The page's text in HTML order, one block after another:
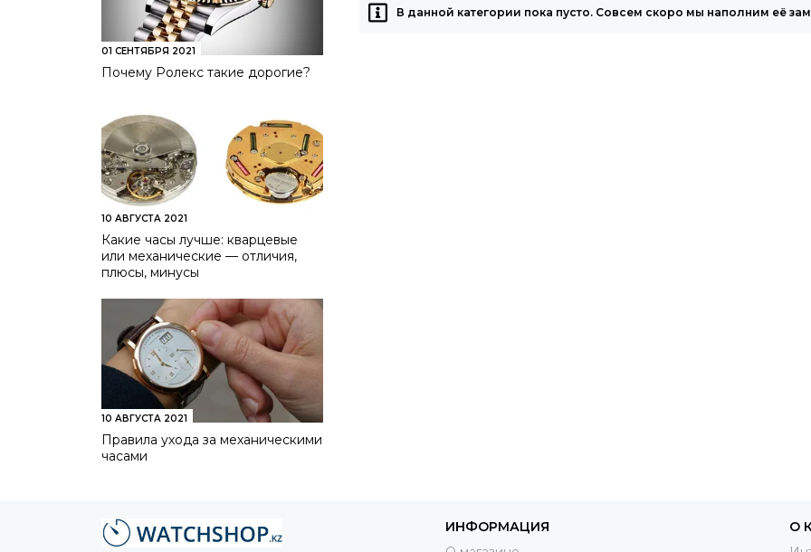
01 СЕНТЯБРЯ 2021
Почему Ролекс такие дорогие?
10 АВГУСТА 2021
Какие часы лучше: кварцевые
или механические — отличия,
плюсы, минусы
10 АВГУСТА 2021
Правила ухода за механическими
часами
В данной категории пока пусто. Совсем скоро мы наполним её
ИНФОРМАЦИЯ
О